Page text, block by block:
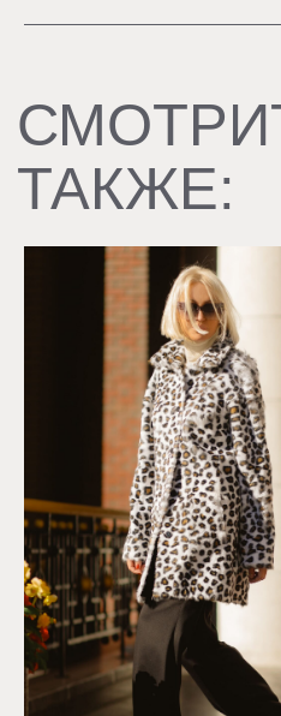
Верхняя одежда
Сотрудничество +7 495 969 55 88
Политика конфиденциальности
Доставка и возврат
Бутик, Москва, ул. Большая Якиманка, 26
info@vanity-voice.ru
РЕКВИЗИТЫ
ООО «Вэнити-Войс Фурс»
ОГРН 1167746127757
ИНН 7743138570
СОЦ.СЕТИ